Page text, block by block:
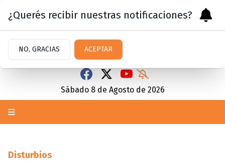
Sábado 8 de Agosto de 2026
Disturbios
¿Querés recibir nuestras notificaciones?
NO, GRACIAS ACEPTAR